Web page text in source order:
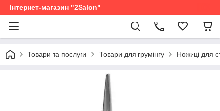
Інтернет-магазин "2Salon"
Товари та послуги Товари для грумінгу Ножиці для